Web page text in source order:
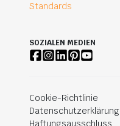
Standards
SOZIALEN MEDIEN
Cookie-Richtlinie
Datenschutzerklärung
Haftungsausschluss